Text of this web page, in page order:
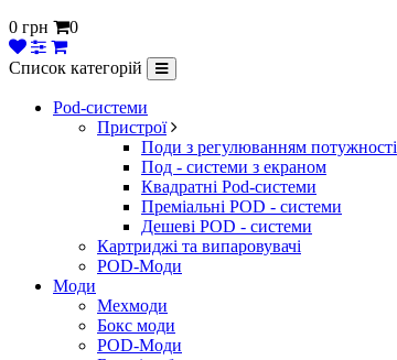
0 грн
0
Список категорій
Pod-системи
Пристрої
Поди з регулюванням потужності
Под - системи з екраном
Квадратні Pod-системи
Преміальні POD - системи
Дешеві POD - системи
Картриджі та випаровувачі
POD-Моди
Моди
Мехмоди
Бокс моди
POD-Моди